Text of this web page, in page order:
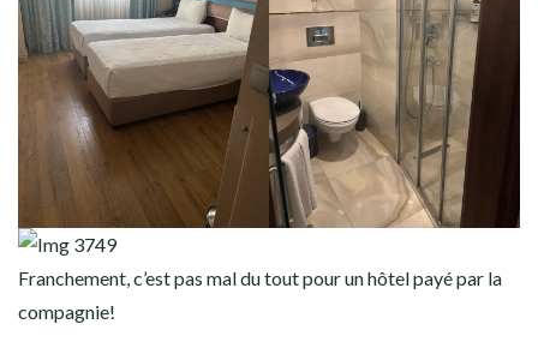
Franchement, c’est pas mal du tout pour un hôtel payé par la
compagnie!